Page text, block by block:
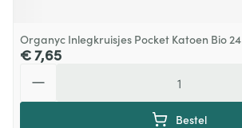
Organyc Inlegkruisjes Pocket Katoen Bio 24
€ 7,65
Bestel